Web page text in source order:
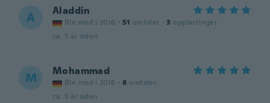
A Aladdin
Ble med i 2016 · 51 omtaler · 3 opplastinger
ca. 5 år siden
M Mohammad
Ble med i 2018 · 8 omtaler
ca. 5 år siden